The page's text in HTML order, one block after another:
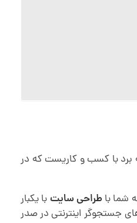
برد با کسب و کاریست که در
شما باطراحی سایت با یکبار
جستجوگر اینترنتی در صدر